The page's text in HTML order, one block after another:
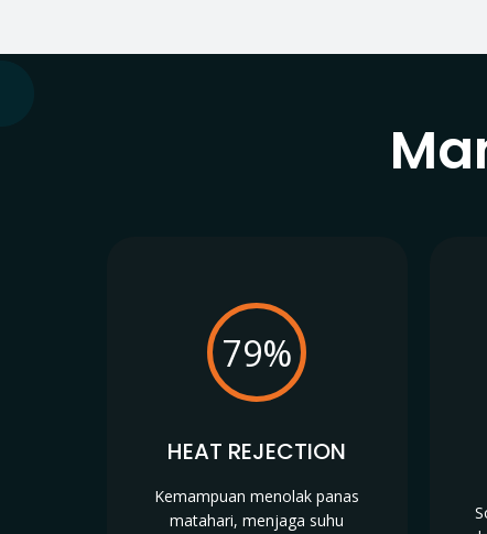
79%
HEAT REJECTION
Kemampuan menolak panas
matahari, menjaga suhu